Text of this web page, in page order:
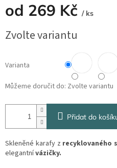
od 269 Kč / ks
cena:
Zvolte variantu
Varianta
Můžeme doručit do: Zvolte variantu
Přidat do
Skleněné karafy z recyklovaného
elegantnívázičky.